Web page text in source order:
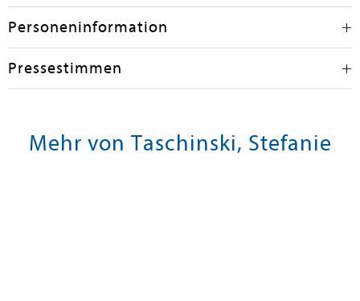
Personeninformation
Pressestimmen
Mehr von Taschinski, Stefanie